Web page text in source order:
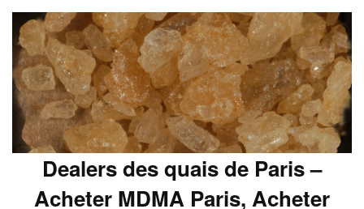
Dealers des quais de Paris –
Acheter MDMA Paris, Acheter